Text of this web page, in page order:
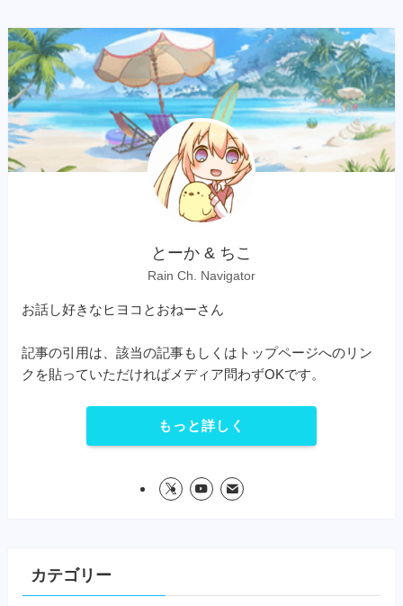
とーか & ちこ
Rain Ch. Navigator
お話し好きなヒヨコとおねーさん
記事の引用は、該当の記事もしくはトップページへのリン
クを貼っていただければメディア問わずOKです。
もっと詳しく
カテゴリー